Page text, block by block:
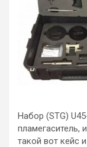
Набор (STG)
пламегаситель,
такой вот кейс